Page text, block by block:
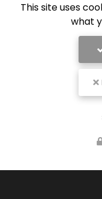
This site uses
what